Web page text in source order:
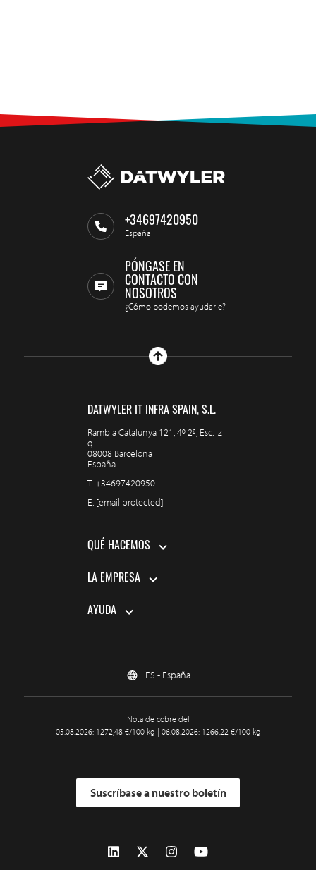
+34697420950
España
PÓNGASE EN
CONTACTO CON
NOSOTROS
¿Cómo podemos ayudarle?
DATWYLER IT INFRA SPAIN, S.L.
Rambla Catalunya 121, 4º 2ª, Esc. Iz
q.
08008 Barcelona
España
T.+34697420950
E. [email protected]
QUÉ HACEMOS
LA EMPRESA
AYUDA
ES - España
Nota de cobre del
05.08.2026: 1272,48 €/100 kg | 06.08.2026: 1266,22 €/100 kg
Suscríbase a nuestro boletín